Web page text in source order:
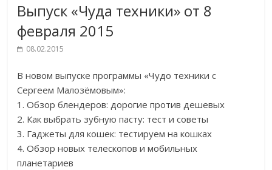
Выпуск «Чуда техники» от 8
февраля 2015
08.02.2015
В новом выпуске программы «Чудо техники с
Сергеем Малозёмовым»:
1. Обзор блендеров: дорогие против дешевых
2. Как выбрать зубную пасту: тест и советы
3. Гаджеты для кошек: тестируем на кошках
4. Обзор новых телескопов и мобильных
планетариев